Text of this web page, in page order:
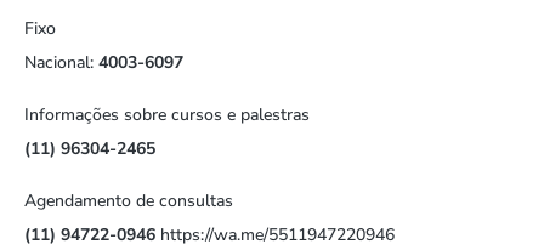
Fixo
Nacional: 4003-6097
Informações sobre cursos e palestras
(11) 96304-2465
Agendamento de consultas
(11) 94722-0946 https://wa.me/5511947220946